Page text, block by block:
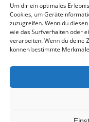
Um dir ein optimales
Cookies, um
zuzugreifen. Wenn du
wie das Surfverhalten oder
verarbeiten. Wenn du deine
können bestimmte
30. Juli 2026
Deine Spielminute: 89+1
28. Juli 2026
Neuer Rückensponsor
Neue Podcast-Folge:
27. Juli 2026